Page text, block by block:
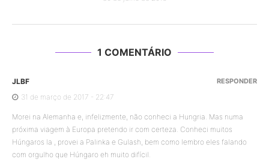
1 COMENTÁRIO
JLBF
31 de março de 2017 - 22:47
Morei na Alemanha e, infelizmente, não conheci a Hungria. Mas numa
próxima viagem à Europa pretendo ir com certeza. Conheci muitos
Húngaros la , provei a Palinka e Gulash, bem como lembro eles falando
com orgulho que Húngaro eh muito difícil.
RESPONDER